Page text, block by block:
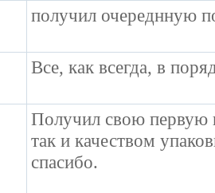
получил очереднную
Все, как всегда, в
Получил свою первую
так и качеством
спасибо.